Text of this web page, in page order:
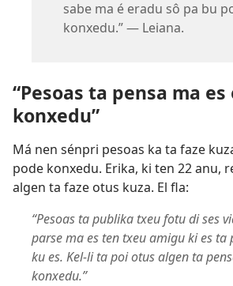
sabe ma é eradu sô pa bu
konxedu.” — Leiana.
“Pesoas ta pensa ma
konxedu”
Má nen sénpri pesoas ka ta faze
pode konxedu. Erika, ki ten 22 anu,
algen ta faze otus kuza. El fla:
“Pesoas ta publika txeu fotu di ses
parse ma es ten txeu amigu ki es
ku es. Kel-li ta poi otus algen ta
konxedu.”